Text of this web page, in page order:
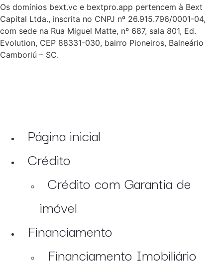
Os domínios bext.vc e bextpro.app pertencem à Bext
Capital Ltda., inscrita no CNPJ nº 26.915.796/0001-04,
com sede na Rua Miguel Matte, nº 687, sala 801, Ed.
Evolution, CEP 88331-030, bairro Pioneiros, Balneário
Camboriú – SC.
Página inicial
Crédito
Crédito com Garantia de
imóvel
Financiamento
Financiamento Imobiliário